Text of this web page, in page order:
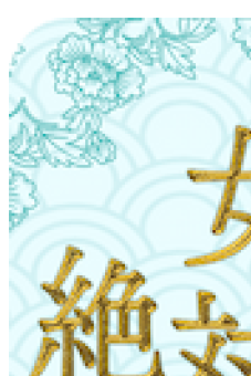
ン
テ
ン
ツ
へ
ス
キ
ッ
プ